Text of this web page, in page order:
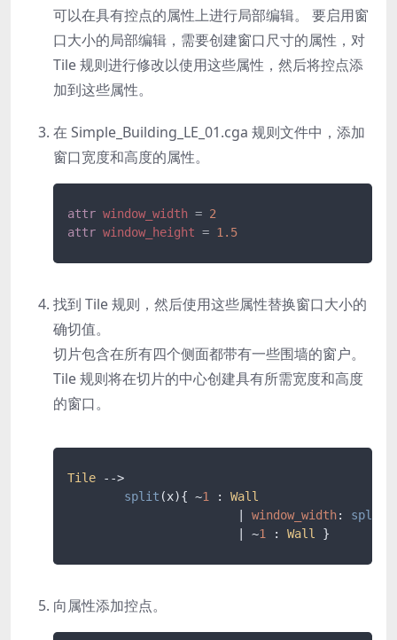
可以在具有控点的属性上进行局部编辑。 要启用窗
口大小的局部编辑，需要创建窗口尺寸的属性，对
Tile 规则进行修改以使用这些属性，然后将控点添
加到这些属性。
在 Simple_Building_LE_01.cga 规则文件中，添加
窗口宽度和高度的属性。
attr window_width = 2
attr window_height = 1.5
找到 Tile 规则，然后使用这些属性替换窗口大小的
确切值。
切片包含在所有四个侧面都带有一些围墙的窗户。
Tile 规则将在切片的中心创建具有所需宽度和高度
的窗口。
Tile -->
split (x){ ~1 : Wall
window_width: split
			| ~
1 : Wall }
向属性添加控点。